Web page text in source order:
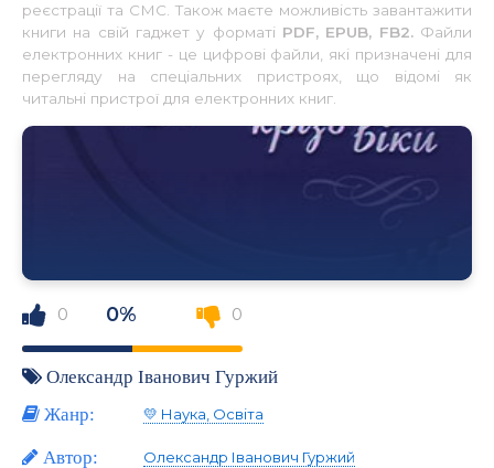
реєстрації та СМС. Також маєте можливість завантажити
книги на свій гаджет у форматі PDF, EPUB, FB2.Файли
електронних книг - це цифрові файли, які призначені для
перегляду на спеціальних пристроях, що відомі як
читальні пристрої для електронних книг.
0 0% 0
Олександр Іванович Гуржий
Жанр:
💛 Наука, Освіта
Автор:
Олександр Іванович Гуржий